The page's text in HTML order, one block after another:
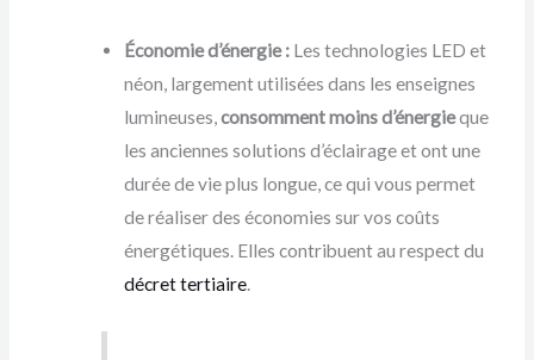
Économie d’énergie : Les technologies LED et
néon, largement utilisées dans les enseignes
lumineuses,consomment moins d’énergieque
les anciennes solutions d’éclairage et ont une
durée de vie plus longue, ce qui vous permet
de réaliser des économies sur vos coûts
énergétiques. Elles contribuent au respect du
décret tertiaire.